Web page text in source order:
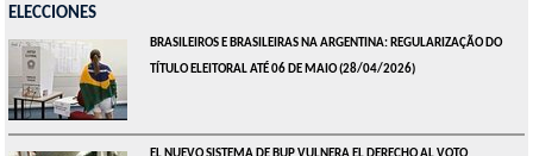
ELECCIONES
BRASILEIROS E BRASILEIRAS NA ARGENTINA: REGULARIZAÇÃO DO
TÍTULO ELEITORAL ATÉ 06 DE MAIO(28/04/2026)